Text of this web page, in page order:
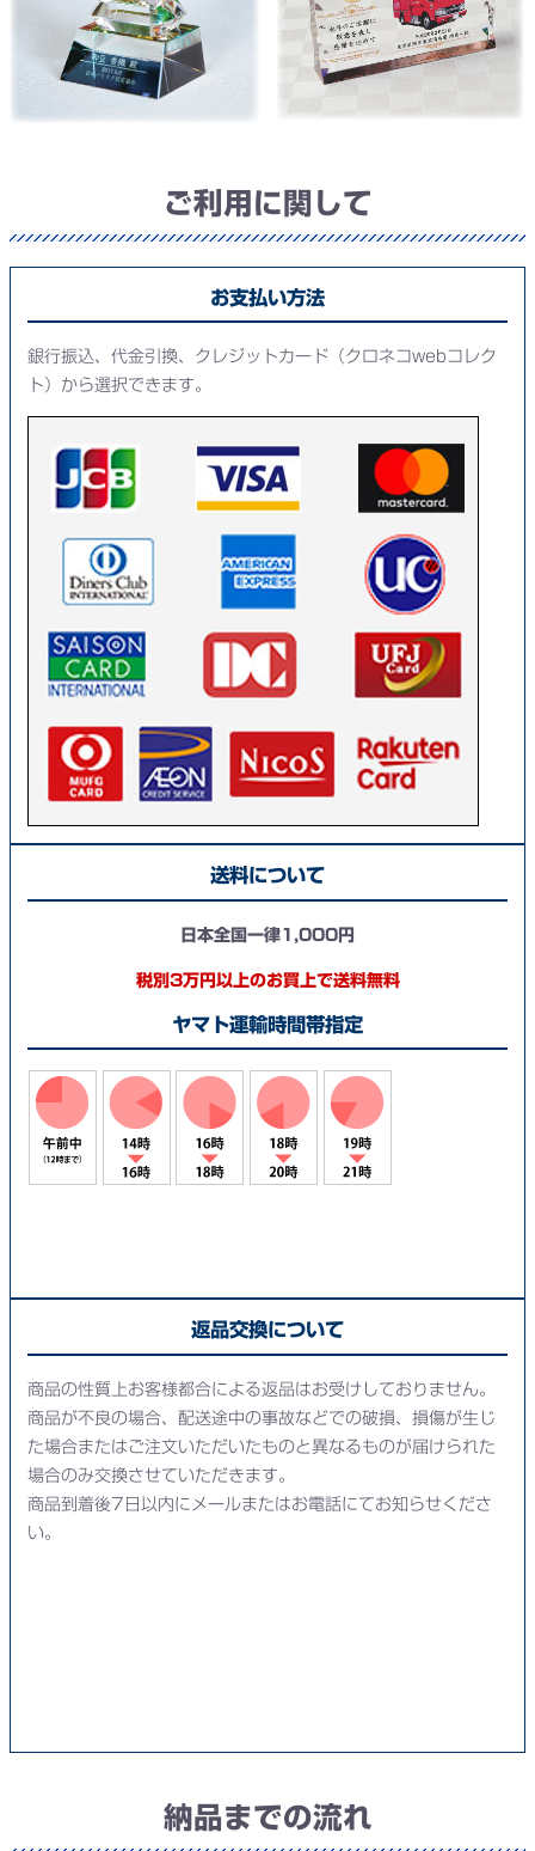
ご利用に関して
お支払い方法
銀行振込、代金引換、クレジットカード（クロネコwebコレク
ト）から選択できます。
送料について
日本全国一律1,000円
税別3万円以上のお買上で送料無料
ヤマト運輸時間帯指定
返品交換について
商品の性質上お客様都合による返品はお受けしておりません。
商品が不良の場合、配送途中の事故などでの破損、損傷が生じ
た場合またはご注文いただいたものと異なるものが届けられた
場合のみ交換させていただきます。
商品到着後7日以内にメールまたはお電話にてお知らせくださ
い。
納品までの流れ